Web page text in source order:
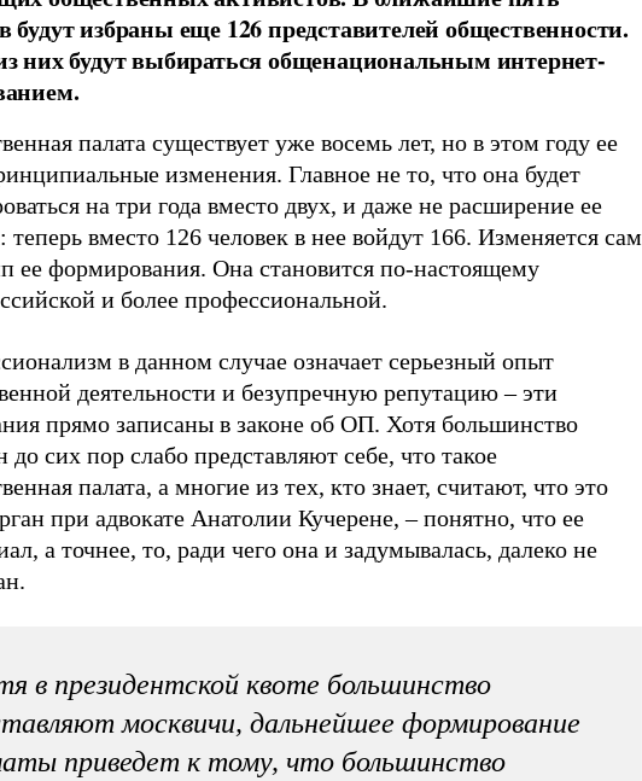
будут избраны еще 126 представителей общественности.
них будут выбираться общенациональным интернет-
палата существует уже восемь лет, но в этом году ее
изменения. Главное не то, что она будет
на три года вместо двух, и даже не расширение ее
теперь вместо 126 человек в нее войдут 166. Изменяется сам
ее формирования. Она становится по-настоящему
и более профессиональной.
в данном случае означает серьезный опыт
деятельности и безупречную репутацию – эти
прямо записаны в законе об ОП. Хотя большинство
до сих пор слабо представляют себе, что такое
палата, а многие из тех, кто знает, считают, что это
при адвокате Анатолии Кучерене, – понятно, что ее
а точнее, то, ради чего она и задумывалась, далеко не
в президентской квоте большинство
москвичи, дальнейшее формирование
приведет к тому, что большинство